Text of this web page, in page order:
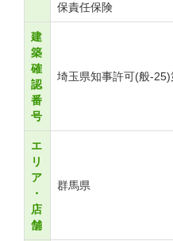
保責任保険
建
築
確
認
番
号
埼玉県知事許可(般-
エ
リ
ア
・
店
舗
群馬県